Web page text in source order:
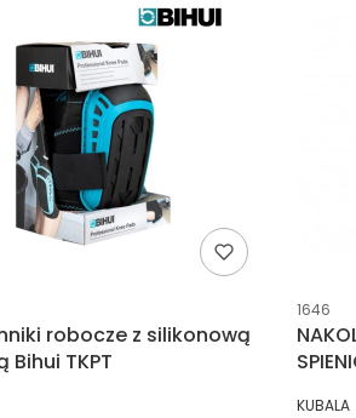
robocze z silikonową
Bihui TKPT
Kod
1646
KUBALA